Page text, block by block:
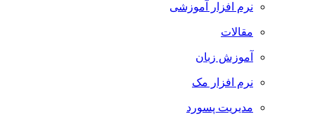
نرم افزار آموزشی
مقالات
آموزش زبان
نرم افزار مک
مدیریت پسورد